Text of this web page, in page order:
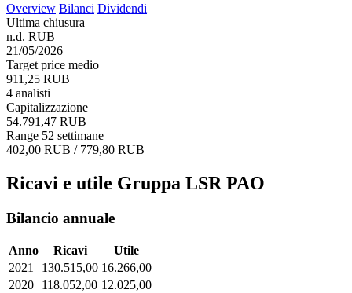
Overview Bilanci Dividendi
Ultima chiusura
n.d. RUB
21/05/2026
Target price medio
911,25 RUB
4 analisti
Capitalizzazione
54.791,47 RUB
Range 52 settimane
402,00 RUB / 779,80 RUB
Ricavi e utile Gruppa LSR PAO
Bilancio annuale
Anno Ricavi
Utile
2021
130.515,00 16.266,00
2020
118.052,00 12.025,00